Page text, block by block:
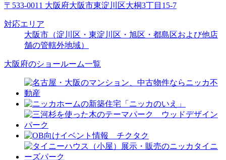
〒533-0011 大阪府大阪市東淀川区大桐3丁目15-7
対応エリア
大阪市（淀川区・東淀川区・旭区・都島区および他店
舗の管轄外地域）
大阪府のショールーム一覧